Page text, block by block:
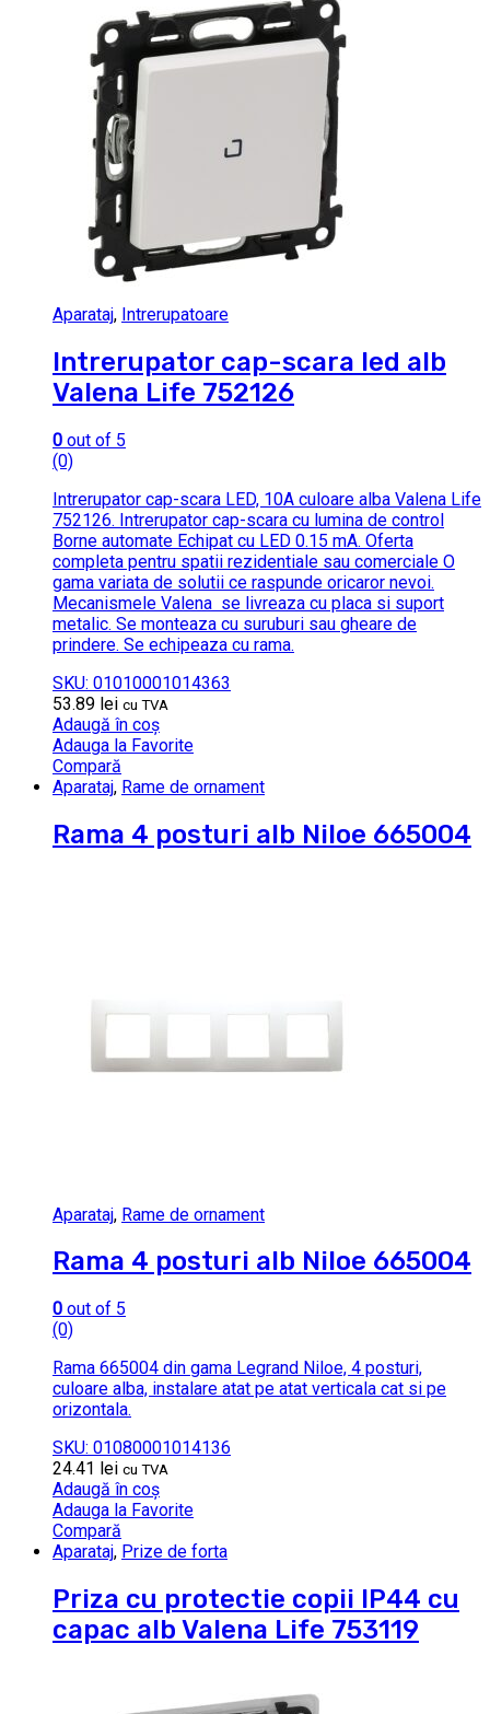
Aparataj, Intrerupatoare
Intrerupator cap-scara led alb
Valena Life 752126
0 out of 5
(0)
Intrerupator cap-scara LED, 10A culoare alba Valena Life
752126. Intrerupator cap-scara cu lumina de control
Borne automate Echipat cu LED 0.15 mA. Oferta
completa pentru spatii rezidentiale sau comerciale O
gama variata de solutii ce raspunde oricaror nevoi.
Mecanismele Valena se livreaza cu placa si suport
metalic. Se monteaza cu suruburi sau gheare de
prindere. Se echipeaza cu rama.
SKU: 01010001014363
53.89 lei cu TVA
Adaugă în coș
Adauga la Favorite
Compară
Aparataj, Rame de ornament
Rama 4 posturi alb Niloe 665004
Aparataj, Rame de ornament
Rama 4 posturi alb Niloe 665004
0 out of 5
(0)
Rama 665004 din gama Legrand Niloe, 4 posturi,
culoare alba, instalare atat pe atat verticala cat si pe
orizontala.
SKU: 01080001014136
24.41 lei cu TVA
Adaugă în coș
Adauga la Favorite
Compară
Aparataj, Prize de forta
Priza cu protectie copii IP44 cu
capac alb Valena Life 753119